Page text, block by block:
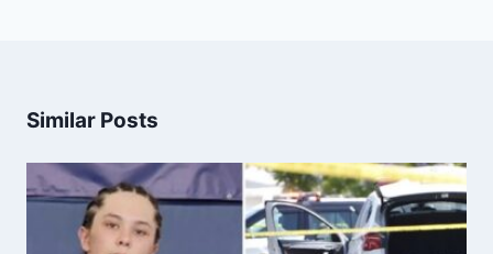
Similar Posts